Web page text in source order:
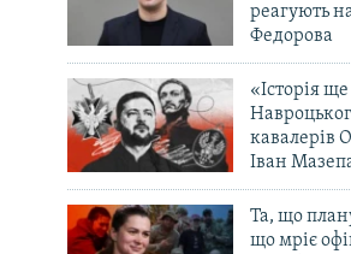
реагують
Федорова
«Історія ще
кавалерів
Іван
Та, що
що мріє